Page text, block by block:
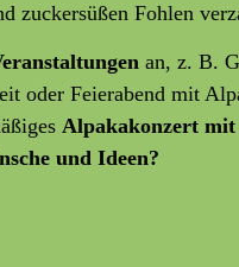
zuckersüßen Fohlen
an, z. B.
oder Feierabend mit
Alpakakonzert
und Ideen?